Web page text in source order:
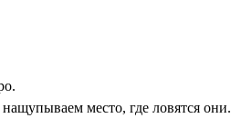
место, где ловятся они.